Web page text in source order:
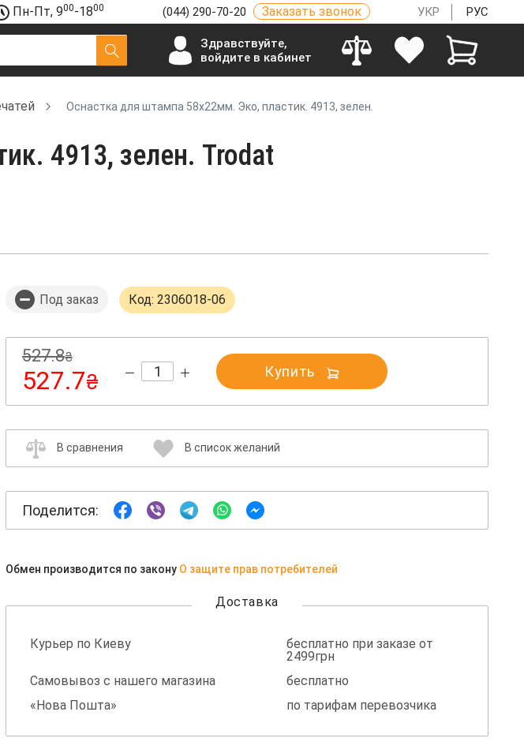
Пн-Пт, 900-1800 (044) 290-70-20 Заказать звонок УКР РУС
Здравствуйте,
войдите в кабинет
Оснастка для штампа 58х22мм. Эко, пластик. 4913, зелен.
4913, зелен. Trodat
Под заказ Код: 2306018-06
527.8₴
527.7₴ Купить
В сравнения В список желаний
Поделится:
Обмен производится по закону О защите прав потребителей
Доставка
Курьер по Киеву
бесплатно при заказе от
2499грн
Самовывоз с нашего магазина
бесплатно
«Нова Пошта»
по тарифам перевозчика